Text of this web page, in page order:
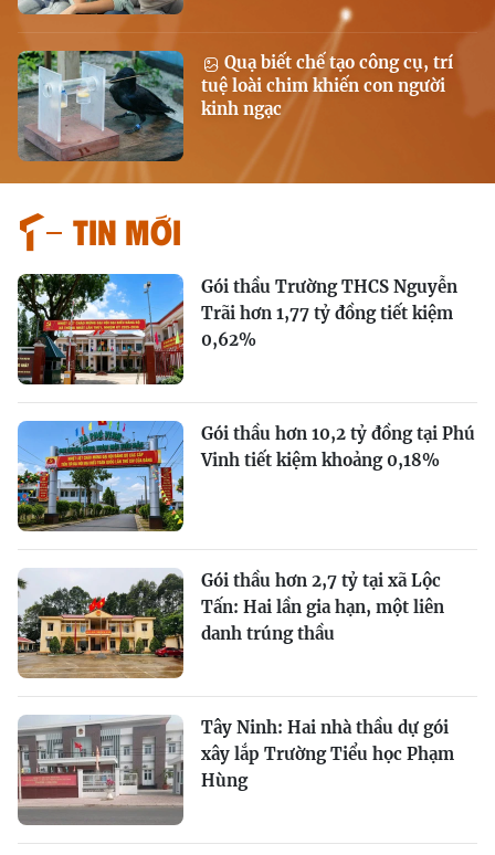
Quạ biết chế tạo công cụ, trí
tuệ loài chim khiến con người
kinh ngạc
Tin mới
Gói thầu Trường THCS Nguyễn
Trãi hơn 1,77 tỷ đồng tiết kiệm
0,62%
Gói thầu hơn 10,2 tỷ đồng tại Phú
Vinh tiết kiệm khoảng 0,18%
Gói thầu hơn 2,7 tỷ tại xã Lộc
Tấn: Hai lần gia hạn, một liên
danh trúng thầu
Tây Ninh: Hai nhà thầu dự gói
xây lắp Trường Tiểu học Phạm
Hùng